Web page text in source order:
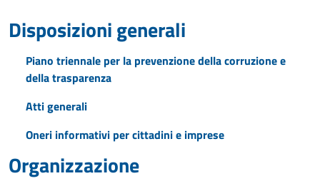
Disposizioni generali
Piano triennale per la prevenzione della corruzione e
della trasparenza
Atti generali
Oneri informativi per cittadini e imprese
Organizzazione